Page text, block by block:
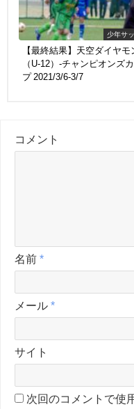
少年サ
【最終結果】天空ダイヤモ
（U-12）-チャンピオンズ
プ 2021/3/6-3/7
コメント
名前 *
メール *
サイト
次回のコメントで使